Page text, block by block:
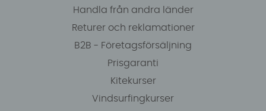
Handla från andra länder
Returer och reklamationer
B2B - Företagsförsäljning
Prisgaranti
Kitekurser
Vindsurfingkurser